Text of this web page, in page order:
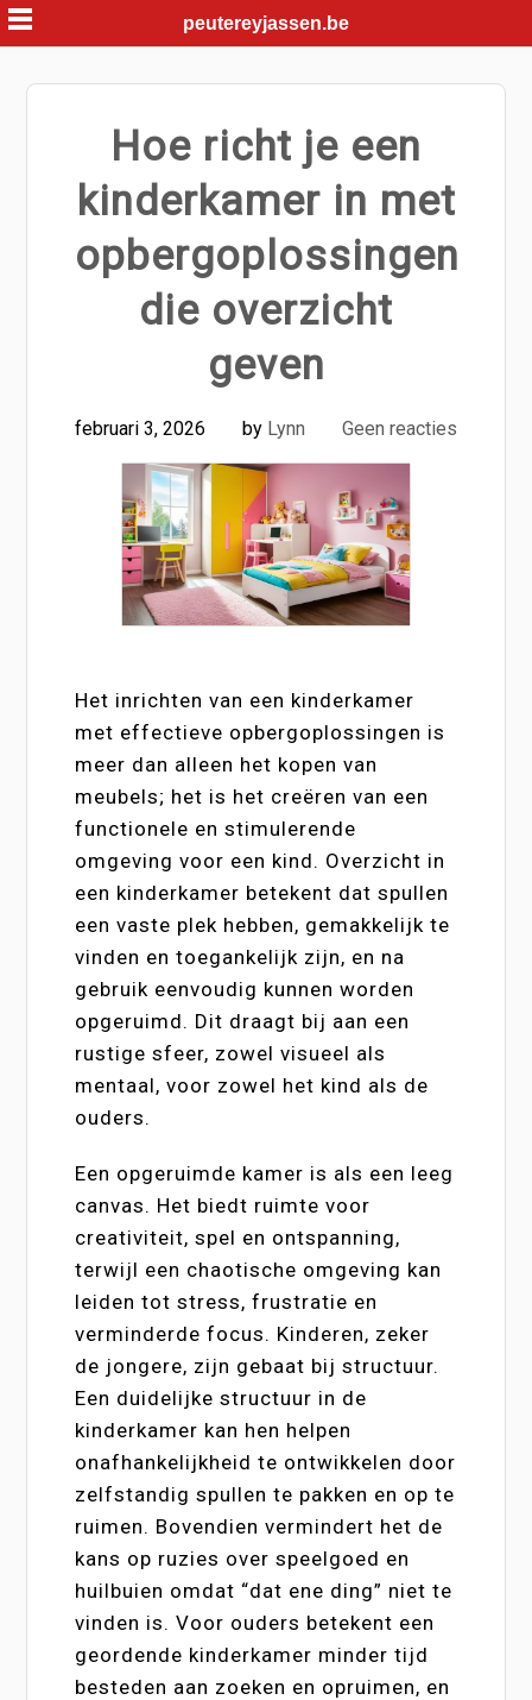
Skip
to
content
peutereyjassen.be
Hoe richt je een
kinderkamer in met
opbergoplossingen
die overzicht
geven
februari 3, 2026 by Lynn Geen reacties
Het inrichten van een kinderkamer
met effectieve opbergoplossingen is
meer dan alleen het kopen van
meubels; het is het creëren van een
functionele en stimulerende
omgeving voor een kind. Overzicht in
een kinderkamer betekent dat spullen
een vaste plek hebben, gemakkelijk te
vinden en toegankelijk zijn, en na
gebruik eenvoudig kunnen worden
opgeruimd. Dit draagt bij aan een
rustige sfeer, zowel visueel als
mentaal, voor zowel het kind als de
ouders.
Een opgeruimde kamer is als een leeg
canvas. Het biedt ruimte voor
creativiteit, spel en ontspanning,
terwijl een chaotische omgeving kan
leiden tot stress, frustratie en
verminderde focus. Kinderen, zeker
de jongere, zijn gebaat bij structuur.
Een duidelijke structuur in de
kinderkamer kan hen helpen
onafhankelijkheid te ontwikkelen door
zelfstandig spullen te pakken en op te
ruimen. Bovendien vermindert het de
kans op ruzies over speelgoed en
huilbuien omdat “dat ene ding” niet te
vinden is. Voor ouders betekent een
geordende kinderkamer minder tijd
besteden aan zoeken en opruimen, en